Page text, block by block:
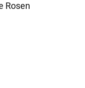
Rosen